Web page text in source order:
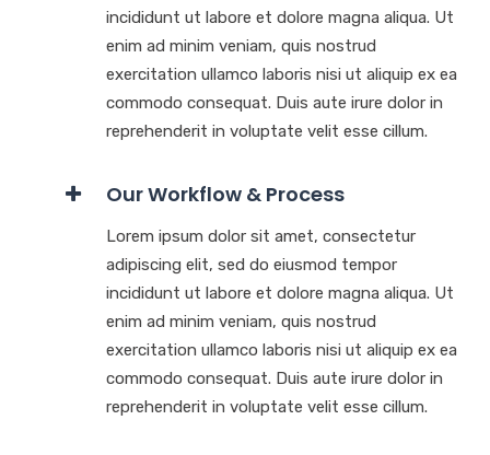
incididunt ut labore et dolore magna aliqua. Ut
enim ad minim veniam, quis nostrud
exercitation ullamco laboris nisi ut aliquip ex ea
commodo consequat. Duis aute irure dolor in
reprehenderit in voluptate velit esse cillum.
Our Workflow & Process
Lorem ipsum dolor sit amet, consectetur
adipiscing elit, sed do eiusmod tempor
incididunt ut labore et dolore magna aliqua. Ut
enim ad minim veniam, quis nostrud
exercitation ullamco laboris nisi ut aliquip ex ea
commodo consequat. Duis aute irure dolor in
reprehenderit in voluptate velit esse cillum.